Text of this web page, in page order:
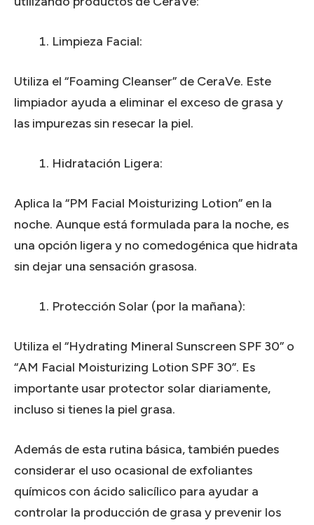
Limpieza Facial:
Utiliza el “Foaming Cleanser” de CeraVe. Este
limpiador ayuda a eliminar el exceso de grasa y
las impurezas sin resecar la piel.
Hidratación Ligera:
Aplica la “PM Facial Moisturizing Lotion” en la
noche. Aunque está formulada para la noche, es
una opción ligera y no comedogénica que hidrata
sin dejar una sensación grasosa.
Protección Solar (por la mañana):
Utiliza el “Hydrating Mineral Sunscreen SPF 30” o
“AM Facial Moisturizing Lotion SPF 30”. Es
importante usar protector solar diariamente,
incluso si tienes la piel grasa.
Además de esta rutina básica, también puedes
considerar el uso ocasional de exfoliantes
químicos con ácido salicílico para ayudar a
controlar la producción de grasa y prevenir los